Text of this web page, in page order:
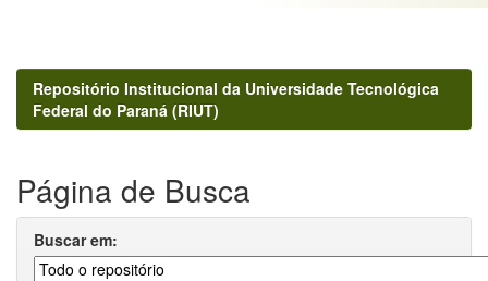
Repositório Institucional da Universidade Tecnológica
Federal do Paraná (RIUT)
Página de Busca
Buscar em: